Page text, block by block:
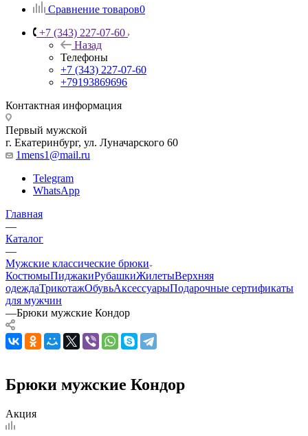
Сравнение товаров0
+7 (343) 227-07-60
Назад
Телефоны
+7 (343) 227-07-60
+79193869696
Контактная информация
Первый мужской
г. Екатеринбург, ул. Луначарского 60
1mens1@mail.ru
Telegram
WhatsApp
Главная
—
Каталог
—
Мужские классические брюки
КостюмыПиджакиРубашкиЖилетыВерхняя
одеждаТрикотажОбувьАксессуарыПодарочные сертификаты
для мужчин
—Брюки мужские Кондор
Брюки мужские Кондор
Акция